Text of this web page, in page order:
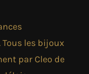
les bijoux
par Cleo de